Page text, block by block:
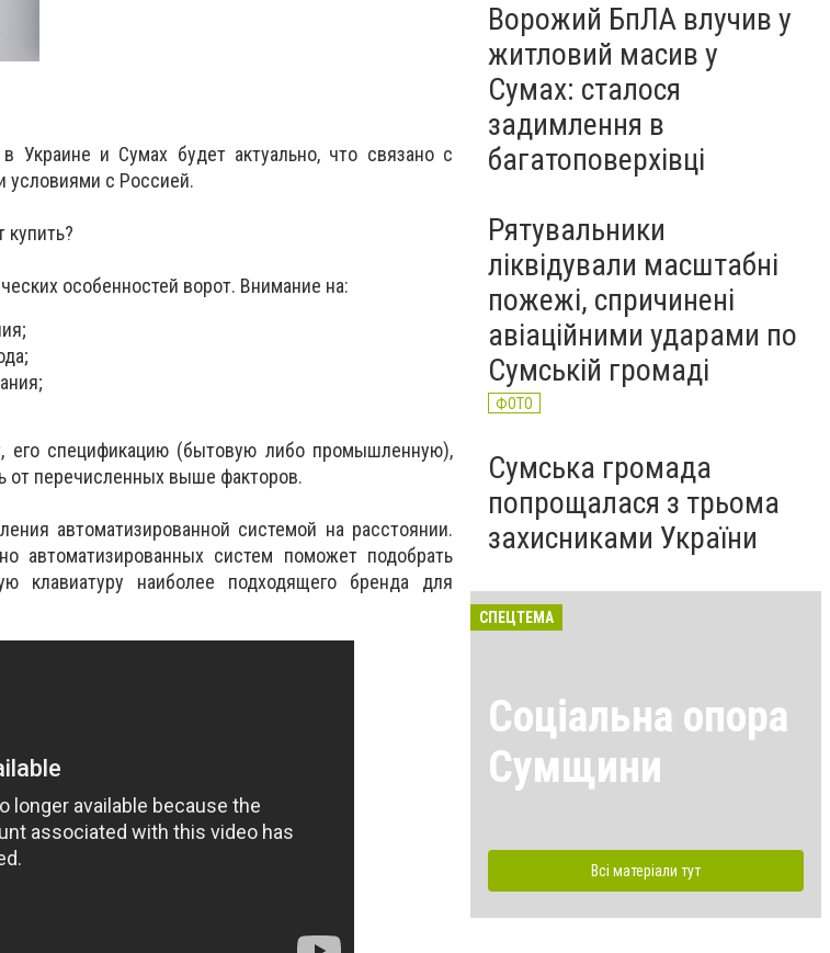
Украине и Сумах будет актуально, что связано с
условиями с Россией.
купить?
особенностей ворот. Внимание на:
его спецификацию (бытовую либо промышленную),
от перечисленных выше факторов.
автоматизированной системой на расстоянии.
автоматизированных систем поможет подобрать
клавиатуру наиболее подходящего бренда для
Ворожий БпЛА влучив у
житловий масив у
Сумах: сталося
задимлення в
багатоповерхівці
Рятувальники
ліквідували масштабні
пожежі, спричинені
авіаційними ударами по
Сумській громаді
ФОТО
Сумська громада
попрощалася з трьома
захисниками України
СПЕЦТЕМА
Соціальна опора
Сумщини
Всі матеріали тут